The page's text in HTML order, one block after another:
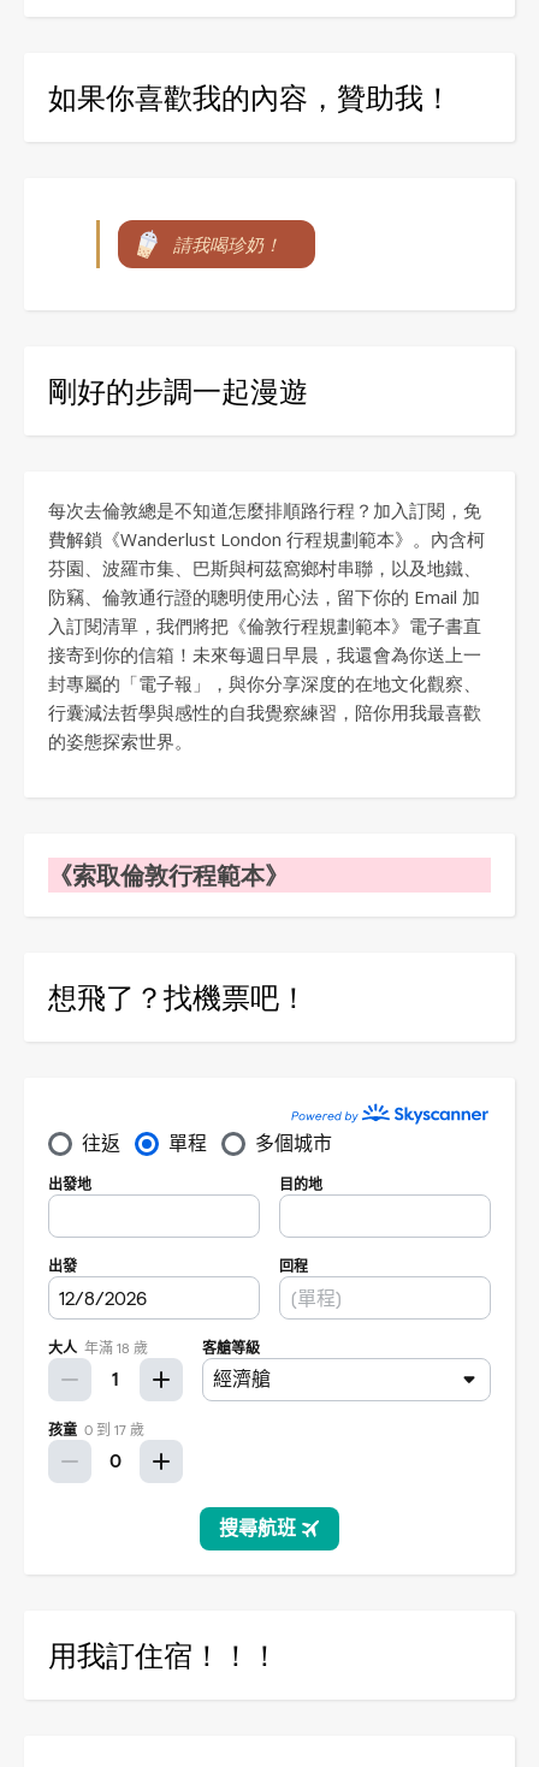
如果你喜歡我的內容，贊助我！
請我喝珍奶！
剛好的步調一起漫遊
每次去倫敦總是不知道怎麼排順路行程？加入訂閱，免
費解鎖《Wanderlust London 行程規劃範本》。內含柯
芬園、波羅市集、巴斯與柯茲窩鄉村串聯，以及地鐵、
防竊、倫敦通行證的聰明使用心法，留下你的 Email 加
入訂閱清單，我們將把《倫敦行程規劃範本》電子書直
接寄到你的信箱！未來每週日早晨，我還會為你送上一
封專屬的「電子報」，與你分享深度的在地文化觀察、
行囊減法哲學與感性的自我覺察練習，陪你用我最喜歡
的姿態探索世界。
《索取倫敦行程範本》
想飛了？找機票吧！
用我訂住宿！！！